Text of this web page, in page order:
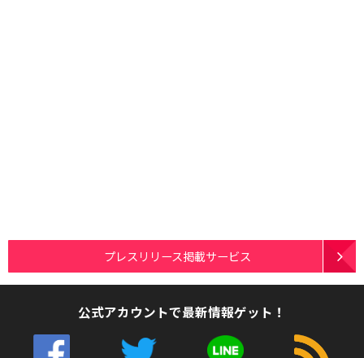
プレスリリース掲載サービス
公式アカウントで最新情報ゲット！